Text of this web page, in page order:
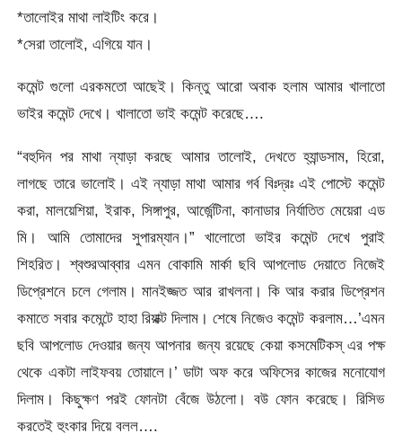
*তালোইর মাথা লাইটিং করে।
*সেরা তালোই, এগিয়ে যান।
কমেন্ট গুলো এরকমতো আছেই। কিন্তু আরো অবাক হলাম আমার খালাতো
ভাইর কমেন্ট দেখে। খালাতো ভাই কমেন্ট করেছে….
“বহুদিন পর মাথা ন্যাড়া করছে আমার তালোই, দেখতে হ্যান্ডসাম, হিরো,
লাগছে তারে ভালোই। এই ন্যাড়া মাথা আমার গর্ব বিঃদ্রঃ এই পোস্টে কমেন্ট
করা, মালয়েশিয়া, ইরাক, সিঙ্গাপুর, আর্জেন্টিনা, কানাডার নির্যাতিত মেয়েরা এড
মি। আমি তোমাদের সুপারম্যান।” খালোতো ভাইর কমেন্ট দেখে পুরাই
শিহরিত। শ্বশুরআব্বার এমন বোকামি মার্কা ছবি আপলোড দেয়াতে নিজেই
ডিপ্রেশনে চলে গেলাম। মানইজ্জত আর রাখলনা। কি আর করার ডিপ্রেশন
কমাতে সবার কমেন্টে হাহা রিয়াক্ট দিলাম। শেষে নিজেও কমেন্ট করলাম…’এমন
ছবি আপলোড দেওয়ার জন্য আপনার জন্য রয়েছে কেয়া কসমেটিকস্ এর পক্ষ
থেকে একটা লাইফবয় তোয়ালে।’ ডাটা অফ করে অফিসের কাজের মনোযোগ
দিলাম। কিছুক্ষণ পরই ফোনটা বেঁজে উঠলো। বউ ফোন করেছে। রিসিভ
করতেই হুংকার দিয়ে বলল….